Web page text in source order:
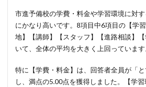
市進予備校の学費・料金や学習環境に対
にかなり高いです。8項目中6項目の【学
地】【講師】【スタッフ】【進路相談】
いて、全体の平均を大きく上回っています
特に【学費・料金】は、回答者全員が「
し、満点の5.00点を獲得しました。【学習